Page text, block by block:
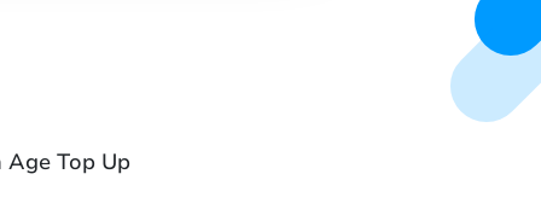
Top Up